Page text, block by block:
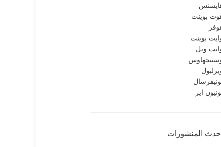
بوينت
بوينت
ويل
اير
المنشورات